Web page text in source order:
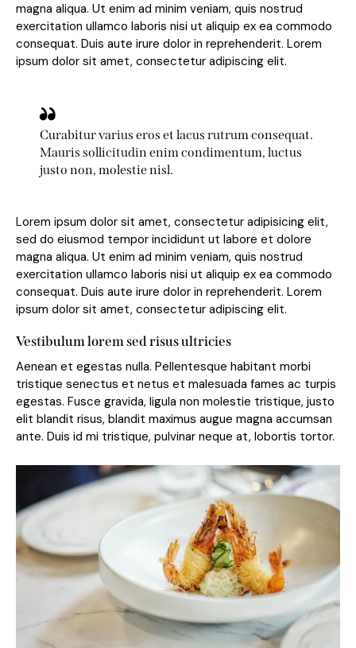
magna aliqua. Ut enim ad minim veniam, quis nostrud
exercitation ullamco laboris nisi ut aliquip ex ea commodo
consequat. Duis aute irure dolor in reprehenderit. Lorem
ipsum dolor sit amet, consectetur adipiscing elit.
Curabitur varius eros et lacus rutrum consequat.
Mauris sollicitudin enim condimentum, luctus
justo non, molestie nisl.
Lorem ipsum dolor sit amet, consectetur adipisicing elit,
sed do eiusmod tempor incididunt ut labore et dolore
magna aliqua. Ut enim ad minim veniam, quis nostrud
exercitation ullamco laboris nisi ut aliquip ex ea commodo
consequat. Duis aute irure dolor in reprehenderit. Lorem
ipsum dolor sit amet, consectetur adipiscing elit.
Vestibulum lorem sed risus ultricies
Aenean et egestas nulla. Pellentesque habitant morbi
tristique senectus et netus et malesuada fames ac turpis
egestas. Fusce gravida, ligula non molestie tristique, justo
elit blandit risus, blandit maximus augue magna accumsan
ante. Duis id mi tristique, pulvinar neque at, lobortis tortor.